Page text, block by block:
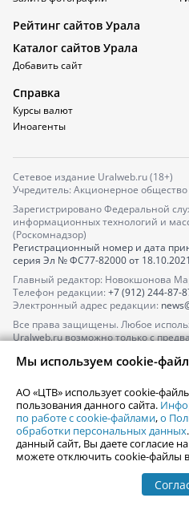
Рейтинг сайтов Урала
Каталог сайтов Урала
Добавить сайт
Справка
Курсы валют
Иноагенты
Сетевое издание Uralweb.ru (18+)
Учредитель: Акционерное
Зарегистрировано Федеральной
информационных технологий и
(Роскомнадзор)
Регистрационный номер и дата
серия Эл № ФС77-82000от
Главный редактор: Новокшонова
Телефон редакции: +7 (912) 244-87-
Электронный адрес редакции:
Все права защищены. Любое
Uralweb.ru возможно только с
По вопросам размещения рекламы
По вопросам размещения
afisha@uralweb.ru
Пользовательское соглашение на
Политика АО «ЦТВ» в отношении
Мы используем cookie-
АО «ЦТВ» использует cookie-
пользования данного сайта.
по работе с cookie-файлами,о
обработки персональных данных
данный сайт, Вы даете согласие
можете отключить cookie-файлы